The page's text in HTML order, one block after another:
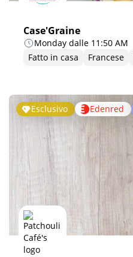
Case'Graine
Monday dalle 11:50 AM
Fatto in casa
Francese
Esclusivo Edenred